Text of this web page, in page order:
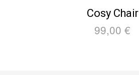
Cosy Chair
99,00 €